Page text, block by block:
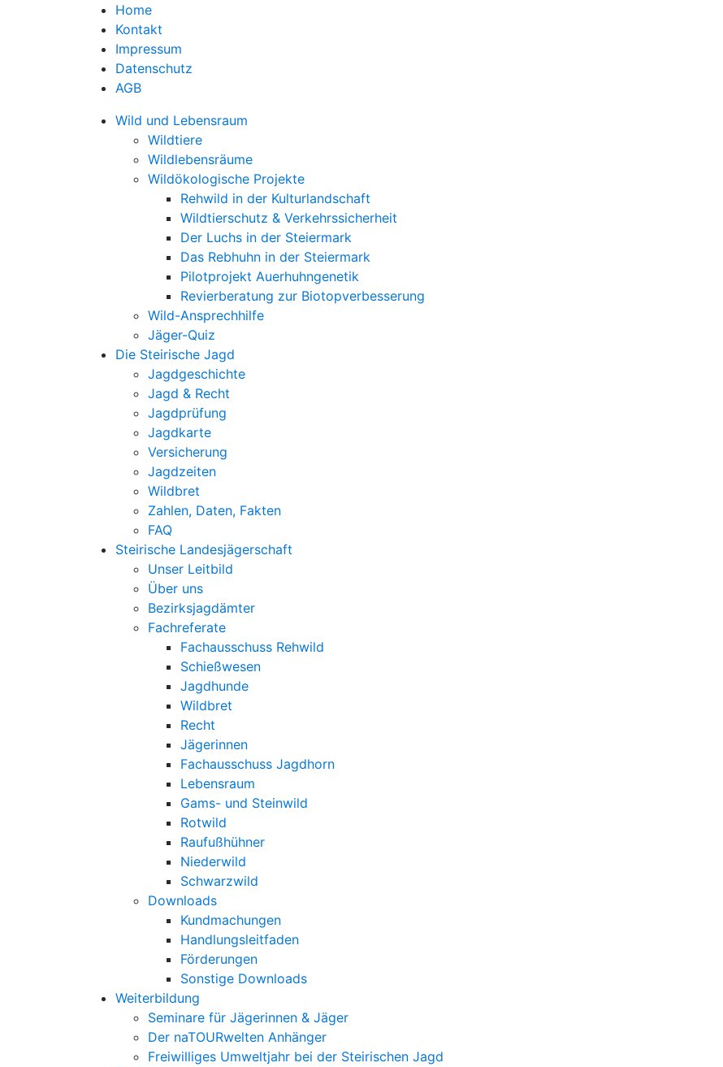
Home
Kontakt
Impressum
Datenschutz
AGB
Wild und Lebensraum
Wildtiere
Wildlebensräume
Wildökologische Projekte
Rehwild in der Kulturlandschaft
Wildtierschutz & Verkehrssicherheit
Der Luchs in der Steiermark
Das Rebhuhn in der Steiermark
Pilotprojekt Auerhuhngenetik
Revierberatung zur Biotopverbesserung
Wild-Ansprechhilfe
Jäger-Quiz
Die Steirische Jagd
Jagdgeschichte
Jagd & Recht
Jagdprüfung
Jagdkarte
Versicherung
Jagdzeiten
Wildbret
Zahlen, Daten, Fakten
FAQ
Steirische Landesjägerschaft
Unser Leitbild
Über uns
Bezirksjagdämter
Fachreferate
Fachausschuss Rehwild
Schießwesen
Jagdhunde
Wildbret
Recht
Jägerinnen
Fachausschuss Jagdhorn
Lebensraum
Gams- und Steinwild
Rotwild
Raufußhühner
Niederwild
Schwarzwild
Downloads
Kundmachungen
Handlungsleitfaden
Förderungen
Sonstige Downloads
Weiterbildung
Seminare für Jägerinnen & Jäger
Der naTOURwelten Anhänger
Freiwilliges Umweltjahr bei der Steirischen Jagd